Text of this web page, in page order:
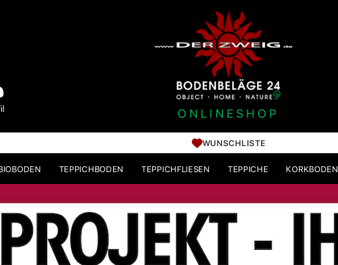
ONLINESHOP
WUNSCHLISTE
TEPPICHBODEN TEPPICHFLIESEN TEPPICHE KORKBODEN